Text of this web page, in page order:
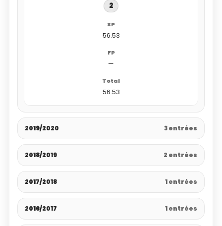
2
56.53
—
56.53
2019/2020 3 entrées
2018/2019 2 entrées
2017/2018 1 entrées
2016/2017 1 entrées